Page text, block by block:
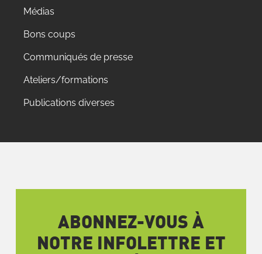
Médias
Bons coups
Communiqués de presse
Ateliers/formations
Publications diverses
ABONNEZ-VOUS À
NOTRE INFOLETTRE ET